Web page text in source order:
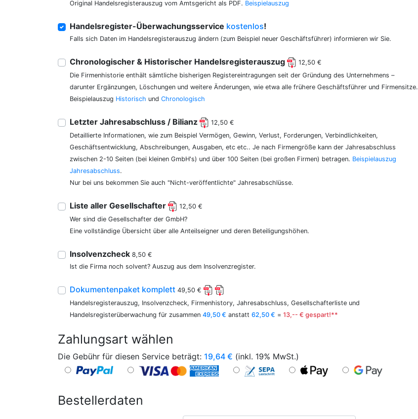
Original Handelsregisterauszug vom Amtsgericht als PDF. Beispielauszug
Handelsregister-Überwachungsservice kostenlos!
Falls sich Daten im Handelsregisterauszug ändern (zum Beispiel neuer Geschäftsführer) informieren wir Sie.
Chronologischer & Historischer Handelsregisterauszug
12,50 €
Die Firmenhistorie enthält sämtliche bisherigen Registereintragungen seit der Gründung des Unternehmens –
darunter Ergänzungen, Löschungen und weitere Änderungen, wie etwa alle frühere Geschäftsführer und Firmensitze.
Beispielauszug Historisch und Chronologisch
Letzter Jahresabschluss / Bilianz
12,50 €
Detaillierte Informationen, wie zum Beispiel Vermögen, Gewinn, Verlust, Forderungen, Verbindlichkeiten,
Geschäftsentwicklung, Abschreibungen, Ausgaben, etc etc.. Je nach Firmengröße kann der Jahresabschluss
zwischen 2-10 Seiten (bei kleinen GmbH's) und über 100 Seiten (bei großen Firmen) betragen. Beispielauszug
Jahresabschluss.
Nur bei uns bekommen Sie auch "Nicht-veröffentlichte" Jahresabschlüsse.
Liste aller Gesellschafter
12,50 €
Wer sind die Gesellschafter der GmbH?
Eine vollständige Übersicht über alle Anteilseigner und deren Beteiligungshöhen.
Insolvenzcheck 8,50 €
Ist die Firma noch solvent? Auszug aus dem Insolvenzregister.
Dokumentenpaket komplett 49,50 €
Handelsregisterauszug, Insolvenzcheck, Firmenhistory, Jahresabschluss, Gesellschafterliste und
Handelsregisterüberwachung für zusammen 49,50 € anstatt 62,50 € = 13,-- € gespart!**
Zahlungsart wählen
Die Gebühr für diesen Service beträgt: 19,64 € (inkl. 19% MwSt.)
Bestellerdaten